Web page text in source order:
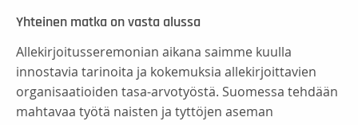
Yhteinen matka on vasta alussa
Allekirjoitusseremonian aikana saimme kuulla
innostavia tarinoita ja kokemuksia allekirjoittavien
organisaatioiden tasa-arvotyöstä. Suomessa tehdään
mahtavaa työtä naisten ja tyttöjen aseman